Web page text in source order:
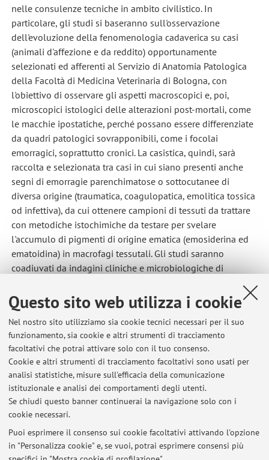
Questo sito web utilizza i cookie
Nel nostro sito utilizziamo sia cookie tecnici necessari per il suo
funzionamento, sia cookie e altri strumenti di tracciamento
facoltativi che potrai attivare solo con il tuo consenso.
Cookie e altri strumenti di tracciamento facoltativi sono usati per
analisi statistiche, misure sull'efficacia della comunicazione
istituzionale e analisi dei comportamenti degli utenti.
Se chiudi questo banner continuerai la navigazione solo con i
cookie necessari.
Puoi esprimere il consenso sui cookie facoltativi attivando l'opzione
in "Personalizza cookie" e, se vuoi, potrai esprimere consensi più
nelle consulenze tecniche in ambito civilistico. In
particolare, gli studi si baseranno sull'osservazione
dell'evoluzione della fenomenologia cadaverica su casi
(animali d'affezione e da reddito) opportunamente
selezionati ed afferenti al Servizio di Anatomia Patologica
della Facoltà di Medicina Veterinaria di Bologna, con
l'obiettivo di osservare gli aspetti macroscopici e, poi,
microscopici istologici delle alterazioni post-mortali, come
le macchie ipostatiche, perché possano essere differenziate
da quadri patologici sovrapponibili, come i focolai
emorragici, soprattutto cronici. La casistica, quindi, sarà
raccolta e selezionata tra casi in cui siano presenti anche
segni di emorragie parenchimatose o sottocutanee di
diversa origine (traumatica, coagulopatica, emolitica tossica
od infettiva), da cui ottenere campioni di tessuti da trattare
con metodiche istochimiche da testare per svelare
l'accumulo di pigmenti di origine ematica (emosiderina ed
ematoidina) in macrofagi tessutali. Gli studi saranno
coadiuvati da indagini cliniche e microbiologiche di
patologici e/o dei fenomeni
post-mortem osservati.
Ultimi avvisi
Disponibilità mese di agosto
Pubblicato il: 16 giugno 2026
Orario di ricevimento
Pubblicato il: 24 giugno 2021